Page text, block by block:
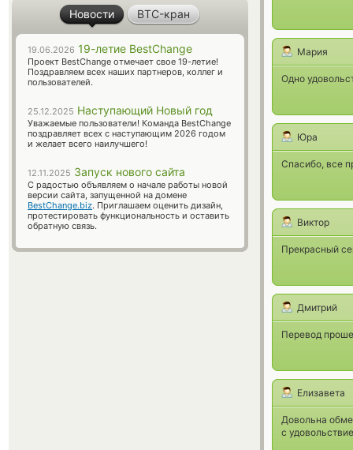
Мария
Одно
Юра
Спасибо, все
Виктор
Прекрасный
Дмитрий
Перевод
Елизавета
Довольна
с
Новости BTC-кран
19.06.2026 19-летие BestChange
Проект BestChange отмечает свое 19-летие!
Поздравляем всех наших партнеров, коллег и
пользователей.
25.12.2025 Наступающий Новый год
Уважаемые пользователи! Команда BestChange
поздравляет всех с наступающим 2026 годом
и желает всего наилучшего!
12.11.2025 Запуск нового сайта
С радостью объявляем о начале работы новой
версии сайта, запущенной на домене
BestChange.biz. Приглашаем оценить дизайн,
протестировать функциональность и оставить
обратную связь.